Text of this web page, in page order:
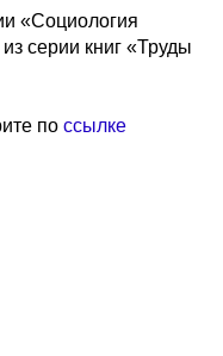
«Социология
серии книг «Труды
по ссылке